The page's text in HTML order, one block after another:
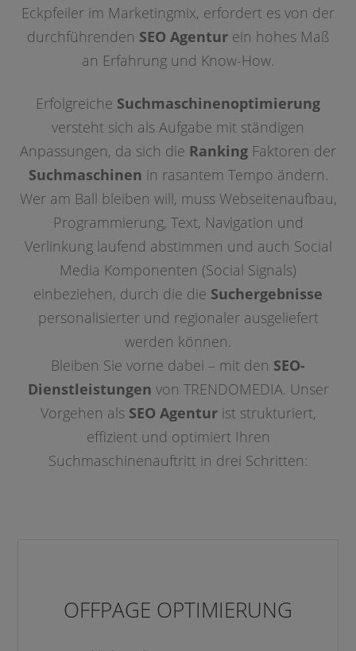
Eckpfeiler im Marketingmix, erfordert es von der
durchführenden SEO Agenturein hohes Maß
an Erfahrung und Know-How.
Erfolgreiche Suchmaschinenoptimierung
versteht sich als Aufgabe mit ständigen
Anpassungen, da sich die Ranking Faktoren der
Suchmaschinen in rasantem Tempo ändern.
Wer am Ball bleiben will, muss Webseitenaufbau,
Programmierung, Text, Navigation und
Verlinkung laufend abstimmen und auch Social
Media Komponenten (Social Signals)
einbeziehen, durch die die Suchergebnisse
personalisierter und regionaler ausgeliefert
werden können.
Bleiben Sie vorne dabei – mit den SEO-
Dienstleistungen von TRENDOMEDIA. Unser
Vorgehen als SEO Agenturist strukturiert,
effizient und optimiert Ihren
Suchmaschinenauftritt in drei Schritten:
OFFPAGE OPTIMIERUNG